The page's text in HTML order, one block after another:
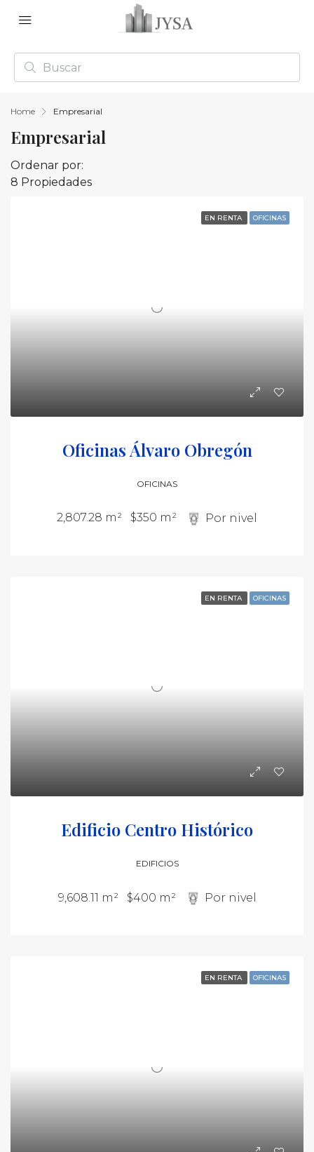
Home Empresarial
Empresarial
8 Propiedades
Ordenar por:
EN RENTA OFICINAS
Oficinas Álvaro Obregón
OFICINAS
2,807.28 m² $350 m² Por nivel
EN RENTA OFICINAS
Edificio Centro Histórico
EDIFICIOS
9,608.11 m² $400 m² Por nivel
EN RENTA OFICINAS